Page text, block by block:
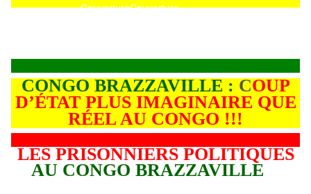
CouvertureCouverture
CONGO BRAZZAVILLE : COUP
D’ÉTAT PLUS IMAGINAIRE QUE
RÉEL AU CONGO !!!
LES PRISONNIERS POLITIQUES
AU CONGO BRAZZAVILLE